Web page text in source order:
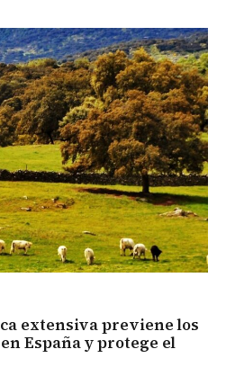
extensiva previene los
España y protege el